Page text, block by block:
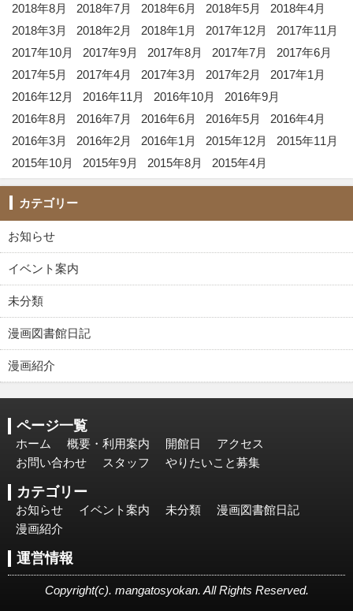
2018年8月
2018年7月 2018年6月 2018年5月
2018年4月
2018年3月
2018年2月 2018年1月 2017年12月
2017年11月
2017年10月
2017年9月 2017年8月 2017年7月
2017年6月
2017年5月
2017年4月 2017年3月 2017年2月
2017年1月
2016年12月
2016年11月 2016年10月
2016年9月
2016年8月
2016年7月 2016年6月 2016年5月
2016年4月
2016年3月
2016年2月 2016年1月 2015年12月
2015年11月
2015年10月
2015年9月 2015年8月 2015年4月
カテゴリー
お知らせ
イベント案内
未分類
漫画図書館日記
漫画紹介
ページ一覧
ホーム 概要・利用案内 開館日
アクセス
お問い合わせ
スタッフ やりたいこと募集
カテゴリー
お知らせ イベント案内 未分類
漫画図書館日記
漫画紹介
運営情報
Copyright(c). mangatosyokan. All Rights Reserved.